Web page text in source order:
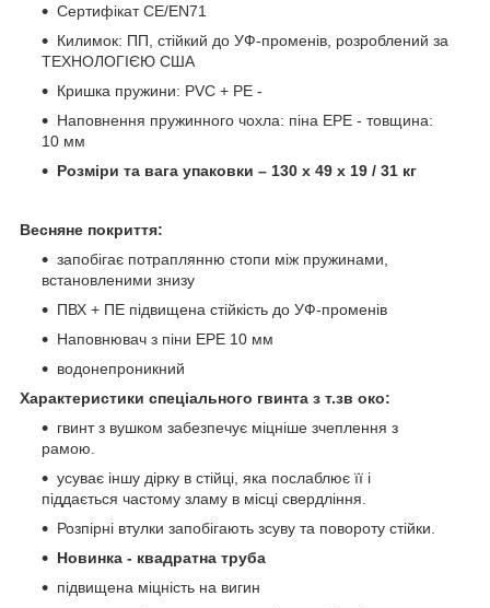
Сертифікат CE/EN71
Килимок: ПП, стійкий до УФ-променів, розроблений за
ТЕХНОЛОГІЄЮ США
Кришка пружини: PVC + PE -
Наповнення пружинного чохла: піна EPE - товщина:
10 мм
Розміри та вага упаковки – 130 х 49 х 19 / 31 кг
Весняне покриття:
запобігає потраплянню стопи між пружинами,
встановленими знизу
ПВХ + ПЕ підвищена стійкість до УФ-променів
Наповнювач з піни EPE 10 мм
водонепроникний
Характеристики спеціального гвинта з т.зв око:
гвинт з вушком забезпечує міцніше зчеплення з
рамою.
усуває іншу дірку в стійці, яка послаблює її і
піддається частому зламу в місці свердління.
Розпірні втулки запобігають зсуву та повороту стійки.
Новинка - квадратна труба
підвищена міцність на вигин